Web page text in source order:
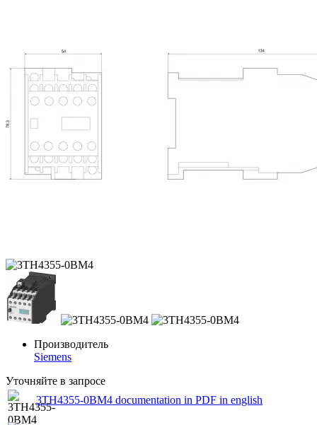
Производитель
Siemens
Уточняйте в запросе
3TH4355-0BM4 documentation in PDF in english